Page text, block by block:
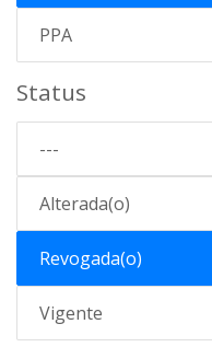
PPA
Status
---
Alterada(o)
Revogada(o)
Vigente